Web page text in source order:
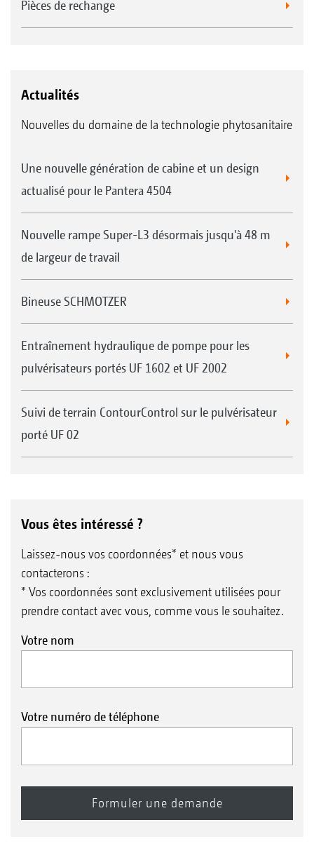
Pièces de rechange
Actualités
Nouvelles du domaine de la technologie phytosanitaire
Une nouvelle génération de cabine et un design
actualisé pour le Pantera 4504
Nouvelle rampe Super-L3 désormais jusqu'à 48 m
de largeur de travail
Bineuse SCHMOTZER
Entraînement hydraulique de pompe pour les
pulvérisateurs portés UF 1602 et UF 2002
Suivi de terrain ContourControl sur le pulvérisateur
porté UF 02
Vous êtes intéressé ?
Laissez-nous vos coordonnées* et nous vous
contacterons :
* Vos coordonnées sont exclusivement utilisées pour
prendre contact avec vous, comme vous le souhaitez.
Votre nom
Votre numéro de téléphone